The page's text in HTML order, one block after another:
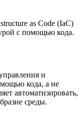
as Code (IaC)
с помощью кода.
и
кода, а не
автоматизировать,
среды.